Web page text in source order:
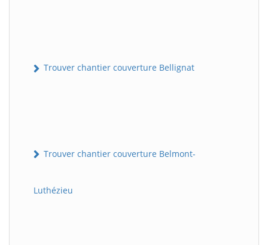
Trouver chantier couverture Bellignat
Trouver chantier couverture Belmont-
Luthézieu